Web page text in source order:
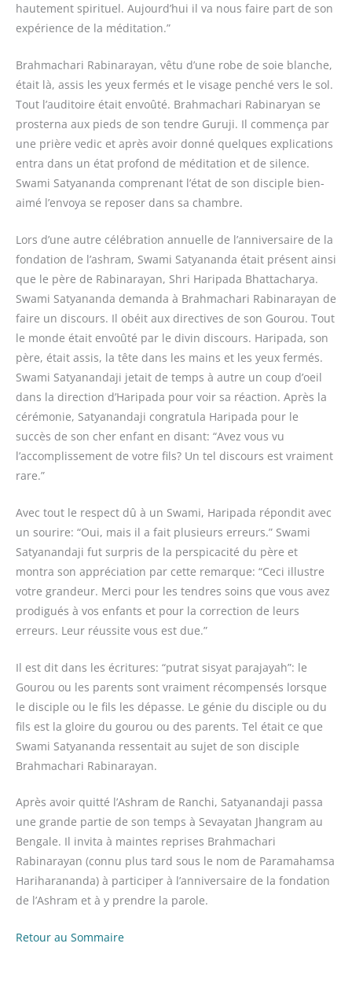
hautement spirituel. Aujourd’hui il va nous faire part de son
expérience de la méditation.”
Brahmachari Rabinarayan, vêtu d’une robe de soie blanche,
était là, assis les yeux fermés et le visage penché vers le sol.
Tout l’auditoire était envoûté. Brahmachari Rabinaryan se
prosterna aux pieds de son tendre Guruji. Il commença par
une prière vedic et après avoir donné quelques explications
entra dans un état profond de méditation et de silence.
Swami Satyananda comprenant l’état de son disciple bien-
aimé l’envoya se reposer dans sa chambre.
Lors d’une autre célébration annuelle de l’anniversaire de la
fondation de l’ashram, Swami Satyananda était présent ainsi
que le père de Rabinarayan, Shri Haripada Bhattacharya.
Swami Satyananda demanda à Brahmachari Rabinarayan de
faire un discours. Il obéit aux directives de son Gourou. Tout
le monde était envoûté par le divin discours. Haripada, son
père, était assis, la tête dans les mains et les yeux fermés.
Swami Satyanandaji jetait de temps à autre un coup d’oeil
dans la direction d’Haripada pour voir sa réaction. Après la
cérémonie, Satyanandaji congratula Haripada pour le
succès de son cher enfant en disant: “Avez vous vu
l’accomplissement de votre fils? Un tel discours est vraiment
rare.”
Avec tout le respect dû à un Swami, Haripada répondit avec
un sourire: “Oui, mais il a fait plusieurs erreurs.” Swami
Satyanandaji fut surpris de la perspicacité du père et
montra son appréciation par cette remarque: “Ceci illustre
votre grandeur. Merci pour les tendres soins que vous avez
prodigués à vos enfants et pour la correction de leurs
erreurs. Leur réussite vous est due.”
Il est dit dans les écritures: “putrat sisyat parajayah”: le
Gourou ou les parents sont vraiment récompensés lorsque
le disciple ou le fils les dépasse. Le génie du disciple ou du
fils est la gloire du gourou ou des parents. Tel était ce que
Swami Satyananda ressentait au sujet de son disciple
Brahmachari Rabinarayan.
Après avoir quitté l’Ashram de Ranchi, Satyanandaji passa
une grande partie de son temps à Sevayatan Jhangram au
Bengale. Il invita à maintes reprises Brahmachari
Rabinarayan (connu plus tard sous le nom de Paramahamsa
Hariharananda) à participer à l’anniversaire de la fondation
de l’Ashram et à y prendre la parole.
Retour au Sommaire